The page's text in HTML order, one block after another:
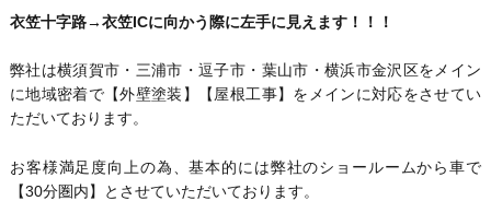
衣笠十字路→衣笠ICに向かう際に左手に見えます！！！
弊社は横須賀市・三浦市・逗子市・葉山市・横浜市金沢区をメイン
に地域密着で【外壁塗装】【屋根工事】をメインに対応をさせてい
ただいております。
お客様満足度向上の為、基本的には弊社のショールームから車で
【30分圏内】とさせていただいております。